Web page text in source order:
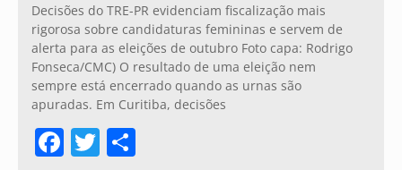
Decisões do TRE-PR evidenciam fiscalização mais
rigorosa sobre candidaturas femininas e servem de
alerta para as eleições de outubro Foto capa: Rodrigo
Fonseca/CMC) O resultado de uma eleição nem
sempre está encerrado quando as urnas são
apuradas. Em Curitiba, decisões
Facebook
Twitter